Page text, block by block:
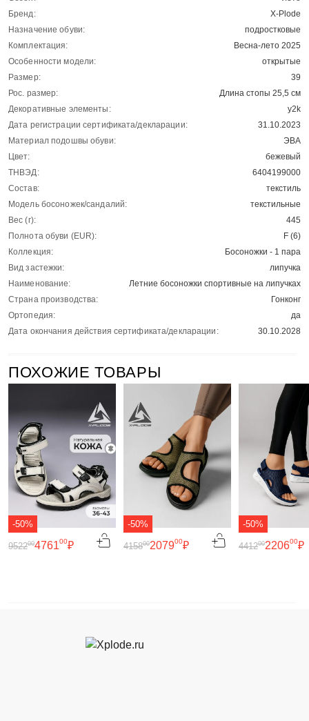
Бренд:
X-Plode
Назначение обуви:
подростковые
Комплектация:
Весна-лето 2025
Особенности модели:
открытые
Размер:
39
Рос. размер:
Длина стопы 25,5 см
Декоративные элементы:
y2k
Дата регистрации сертификата/декларации:
31.10.2023
Материал подошвы обуви:
ЭВА
Цвет:
бежевый
ТНВЭД:
6404199000
Состав:
текстиль
Модель босоножек/сандалий:
текстильные
Вес (г):
445
Полнота обуви (EUR):
F (6)
Коллекция:
Босоножки - 1 пара
Вид застежки:
липучка
Наименование:
Летние босоножки спортивные на липучках
Страна производства:
Гонконг
Ортопедия:
да
Дата окончания действия сертификата/декларации:
30.10.2028
ПОХОЖИЕ ТОВАРЫ
-50%
476100₽
952200
-50%
207900₽
415800
-50%
220600₽
441200